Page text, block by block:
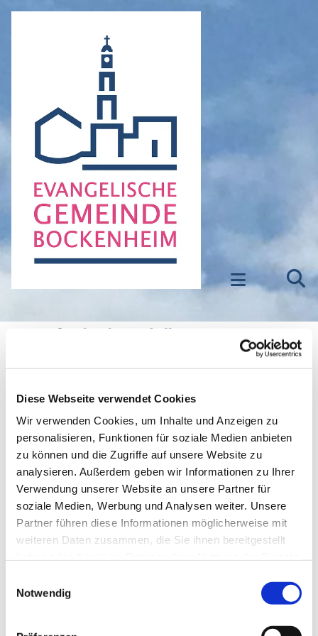
Diese Webseite verwendet Cookies
Wir verwenden Cookies, um Inhalte und Anzeigen zu
personalisieren, Funktionen für soziale Medien anbieten
zu können und die Zugriffe auf unsere Website zu
analysieren. Außerdem geben wir Informationen zu Ihrer
Verwendung unserer Website an unsere Partner für
soziale Medien, Werbung und Analysen weiter. Unsere
Partner führen diese Informationen möglicherweise mit
weiteren Daten zusammen, die Sie ihnen bereitgestellt
Notwendig
© Photo by Paul Gilmore on Unsplash